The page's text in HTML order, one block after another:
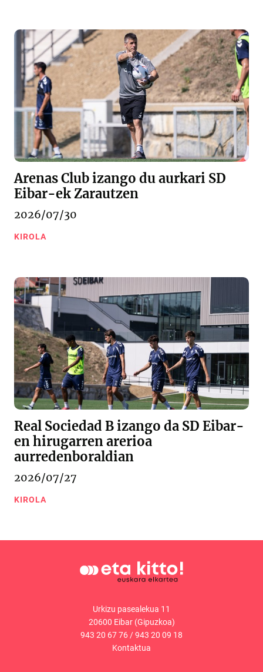
Arenas Club izango du aurkari SD
Eibar-ek Zarautzen
2026/07/30
KIROLA
Real Sociedad B izango da SD Eibar-
en hirugarren arerioa
aurredenboraldian
2026/07/27
KIROLA
Urkizu pasealekua 11
20600 Eibar (Gipuzkoa)
943 20 67 76/943 20 09 18
Kontaktua